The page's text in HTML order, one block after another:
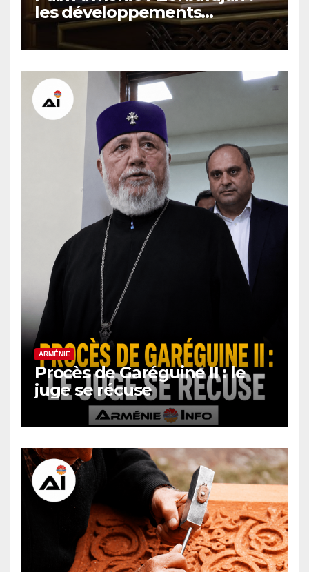
les développements
internationaux pèsent sur la
signature finale
ARMÉNIE
Procès de Garéguine II : le
juge se récuse